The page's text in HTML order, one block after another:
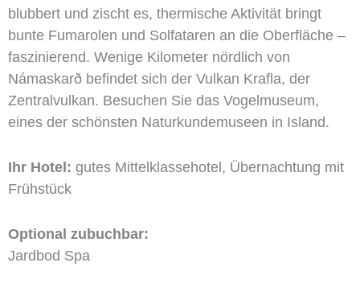
blubbert und zischt es, thermische Aktivität bringt
bunte Fumarolen und Solfataren an die Oberfläche –
faszinierend. Wenige Kilometer nördlich von
Námaskarð befindet sich der Vulkan Krafla, der
Zentralvulkan. Besuchen Sie das Vogelmuseum,
eines der schönsten Naturkundemuseen in Island.
Ihr Hotel: gutes Mittelklassehotel, Übernachtung mit
Frühstück
Optional zubuchbar:
Jardbod Spa